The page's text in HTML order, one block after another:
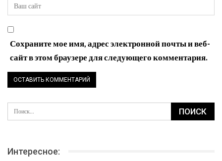
Сохраните мое имя, адрес электронной почты и веб-
сайт в этом браузере для следующего комментария.
Интересное: